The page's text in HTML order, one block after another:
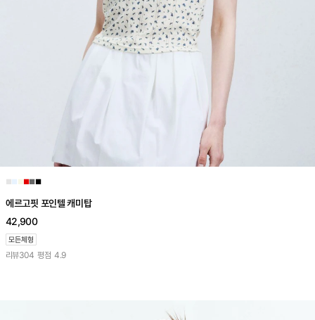
■ ■■■■
에르고핏 포인텔 캐미탑
42,900
리뷰304 평점 4.9